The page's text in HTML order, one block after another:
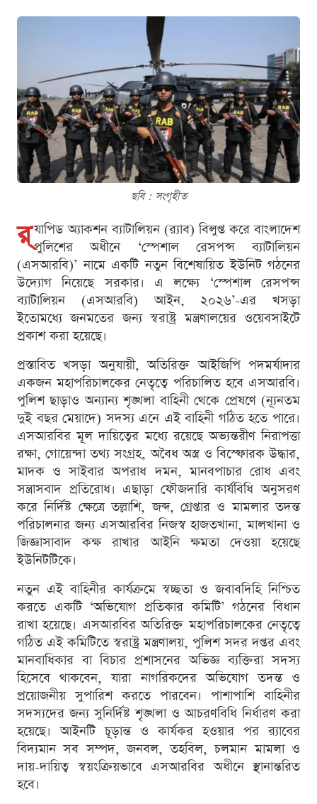
ছবি : সংগৃহীত
র‌্ যাপিড অ্যাকশন ব্যাটালিয়ন (র‌্যাব) বিলুপ্ত করে বাংলাদেশ
পুলিশের অধীনে ‘স্পেশাল রেসপন্স ব্যাটালিয়ন
(এসআরবি)’ নামে একটি নতুন বিশেষায়িত ইউনিট গঠনের
উদ্যোগ নিয়েছে সরকার। এ লক্ষ্যে ‘স্পেশাল রেসপন্স
ব্যাটালিয়ন (এসআরবি) আইন, ২০২৬’-এর খসড়া
ইতোমধ্যে জনমতের জন্য স্বরাষ্ট্র মন্ত্রণালয়ের ওয়েবসাইটে
প্রকাশ করা হয়েছে।
প্রস্তাবিত খসড়া অনুযায়ী, অতিরিক্ত আইজিপি পদমর্যাদার
একজন মহাপরিচালকের নেতৃত্বে পরিচালিত হবে এসআরবি।
পুলিশ ছাড়াও অন্যান্য শৃঙ্খলা বাহিনী থেকে প্রেষণে (ন্যূনতম
দুই বছর মেয়াদে) সদস্য এনে এই বাহিনী গঠিত হতে পারে।
এসআরবির মূল দায়িত্বের মধ্যে রয়েছে অভ্যন্তরীণ নিরাপত্তা
রক্ষা, গোয়েন্দা তথ্য সংগ্রহ, অবৈধ অস্ত্র ও বিস্ফোরক উদ্ধার,
মাদক ও সাইবার অপরাধ দমন, মানবপাচার রোধ এবং
সন্ত্রাসবাদ প্রতিরোধ। এছাড়া ফৌজদারি কার্যবিধি অনুসরণ
করে নির্দিষ্ট ক্ষেত্রে তল্লাশি, জব্দ, গ্রেপ্তার ও মামলার তদন্ত
পরিচালনার জন্য এসআরবির নিজস্ব হাজতখানা, মালখানা ও
জিজ্ঞাসাবাদ কক্ষ রাখার আইনি ক্ষমতা দেওয়া হয়েছে
ইউনিটটিকে।
নতুন এই বাহিনীর কার্যক্রমে স্বচ্ছতা ও জবাবদিহি নিশ্চিত
করতে একটি ‘অভিযোগ প্রতিকার কমিটি’ গঠনের বিধান
রাখা হয়েছে। এসআরবির অতিরিক্ত মহাপরিচালকের নেতৃত্বে
গঠিত এই কমিটিতে স্বরাষ্ট্র মন্ত্রণালয়, পুলিশ সদর দপ্তর এবং
মানবাধিকার বা বিচার প্রশাসনের অভিজ্ঞ ব্যক্তিরা সদস্য
হিসেবে থাকবেন, যারা নাগরিকদের অভিযোগ তদন্ত ও
প্রয়োজনীয় সুপারিশ করতে পারবেন। পাশাপাশি বাহিনীর
সদস্যদের জন্য সুনির্দিষ্ট শৃঙ্খলা ও আচরণবিধি নির্ধারণ করা
হয়েছে। আইনটি চূড়ান্ত ও কার্যকর হওয়ার পর র‌্যাবের
বিদ্যমান সব সম্পদ, জনবল, তহবিল, চলমান মামলা ও
দায়-দায়িত্ব স্বয়ংক্রিয়ভাবে এসআরবির অধীনে স্থানান্তরিত
হবে।